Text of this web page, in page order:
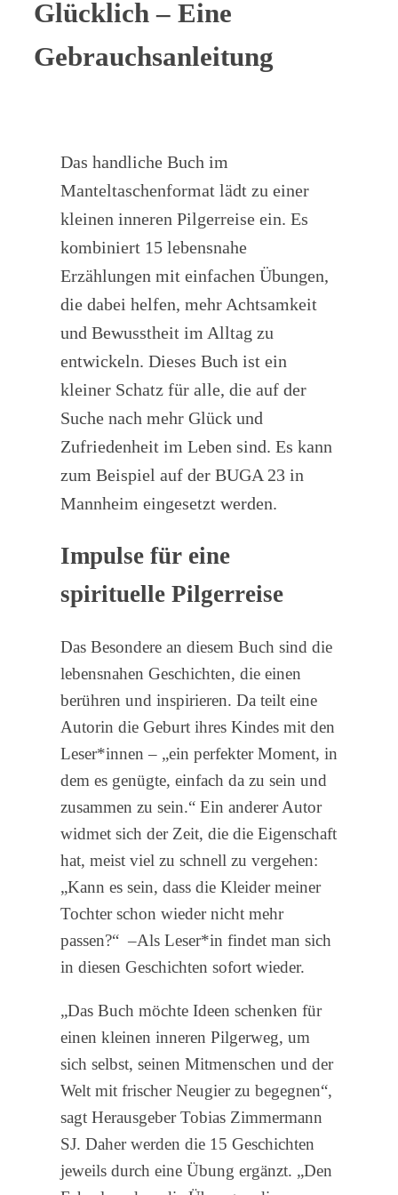
Glücklich – Eine
Gebrauchsanleitung
Das handliche Buch im
Manteltaschenformat lädt zu einer
kleinen inneren Pilgerreise ein. Es
kombiniert 15 lebensnahe
Erzählungen mit einfachen Übungen,
die dabei helfen, mehr Achtsamkeit
und Bewusstheit im Alltag zu
entwickeln. Dieses Buch ist ein
kleiner Schatz für alle, die auf der
Suche nach mehr Glück und
Zufriedenheit im Leben sind. Es kann
zum Beispiel auf der BUGA 23 in
Mannheim eingesetzt werden.
Impulse für eine
spirituelle Pilgerreise
Das Besondere an diesem Buch sind die
lebensnahen Geschichten, die einen
berühren und inspirieren. Da teilt eine
Autorin die Geburt ihres Kindes mit den
Leser*innen – „ein perfekter Moment, in
dem es genügte, einfach da zu sein und
zusammen zu sein.“ Ein anderer Autor
widmet sich der Zeit, die die Eigenschaft
hat, meist viel zu schnell zu vergehen:
„Kann es sein, dass die Kleider meiner
Tochter schon wieder nicht mehr
passen?“ –Als Leser*in findet man sich
in diesen Geschichten sofort wieder.
„Das Buch möchte Ideen schenken für
einen kleinen inneren Pilgerweg, um
sich selbst, seinen Mitmenschen und der
Welt mit frischer Neugier zu begegnen“,
sagt Herausgeber Tobias Zimmermann
SJ. Daher werden die 15 Geschichten
jeweils durch eine Übung ergänzt. „Den